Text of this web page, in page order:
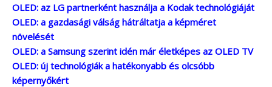
OLED: az LG partnerként használja a Kodak technológiáját
OLED: a gazdasági válság hátráltatja a képméret
növelését
OLED: a Samsung szerint idén már életképes az OLED TV
OLED: új technológiák a hatékonyabb és olcsóbb
képernyőkért